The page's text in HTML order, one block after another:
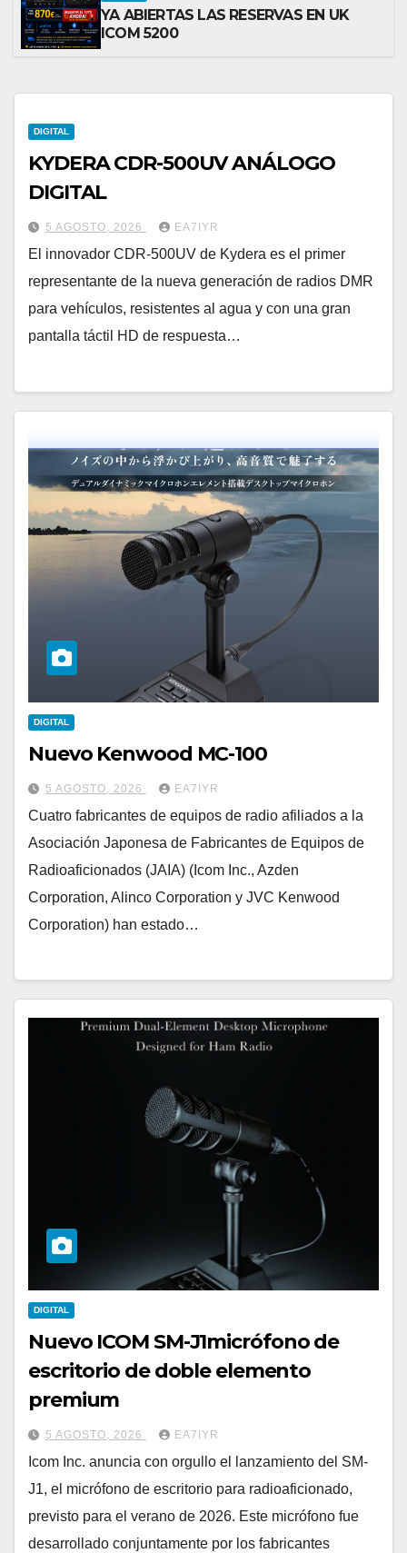
YA ABIERTAS LAS RESERVAS EN UK
ICOM 5200
DIGITAL
KYDERA CDR-500UV ANÁLOGO
DIGITAL
5 AGOSTO, 2026 EA7IYR
El innovador CDR-500UV de Kydera es el primer
representante de la nueva generación de radios DMR
para vehículos, resistentes al agua y con una gran
pantalla táctil HD de respuesta…
DIGITAL
Nuevo Kenwood MC-100
5 AGOSTO, 2026 EA7IYR
Cuatro fabricantes de equipos de radio afiliados a la
Asociación Japonesa de Fabricantes de Equipos de
Radioaficionados (JAIA) (Icom Inc., Azden
Corporation, Alinco Corporation y JVC Kenwood
Corporation) han estado…
DIGITAL
Nuevo ICOM SM-J1micrófono de
escritorio de doble elemento
premium
5 AGOSTO, 2026 EA7IYR
Icom Inc. anuncia con orgullo el lanzamiento del SM-
J1, el micrófono de escritorio para radioaficionado,
previsto para el verano de 2026. Este micrófono fue
desarrollado conjuntamente por los fabricantes